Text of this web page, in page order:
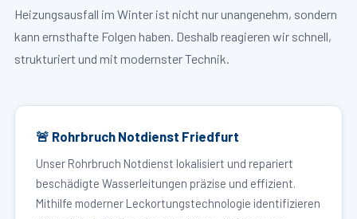
Heizungsausfall im Winter ist nicht nur unangenehm, sondern
kann ernsthafte Folgen haben. Deshalb reagieren wir schnell,
strukturiert und mit modernster Technik.
🚨 Rohrbruch Notdienst Friedfurt
Unser Rohrbruch Notdienst lokalisiert und repariert
beschädigte Wasserleitungen präzise und effizient.
Mithilfe moderner Leckortungstechnologie identifizieren